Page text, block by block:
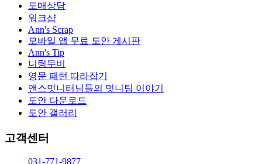
도매상담
워크샵
Ann's Scrap
모바일 앱 무료 도안 게시판
Ann's Tip
니팅무비
영문 패턴 따라잡기
앤스멋니터님들의 멋니팅 이야기
도안 다운로드
도안 갤러리
고객센터
031-771-9877